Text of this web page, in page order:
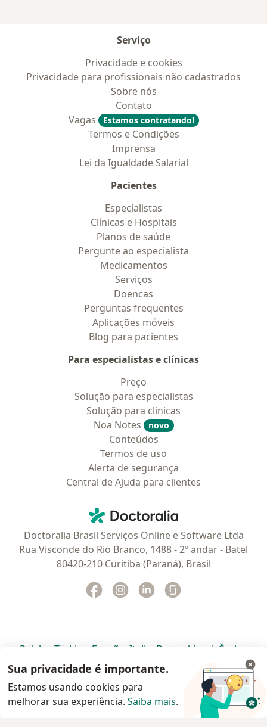
Serviço
Privacidade e cookies
Privacidade para profissionais não cadastrados
Sobre nós
Contato
Vagas
Estamos contratando!
Termos e Condições
Imprensa
Lei da Igualdade Salarial
Pacientes
Especialistas
Clínicas e Hospitais
Planos de saúde
Pergunte ao especialista
Medicamentos
Serviços
Doencas
Perguntas frequentes
Aplicações móveis
Blog para pacientes
Para especialistas e clínicas
Preço
Solução para especialistas
Solução para clinicas
Noa Notes
novo
Conteúdos
Termos de uso
Alerta de segurança
Central de Ajuda para clientes
Doctoralia - Homepage
Doctoralia Brasil Serviços Online e Software Ltda
Rua Visconde do Rio Branco, 1488 - 2º andar - Batel
80420-210 Curitiba (Paraná), Brasil
Facebook
abre num novo separador
Instagram
abre num novo separador
Linkedin
abre num novo
Polska abre num novo separador
Türkiye abre num novo separador
España abre num novo separador
Italia abre num novo
Deutschlandabre num
Česko
Portugal abre num novo separador
, México abre num novo separador
, abre num novo separador
Brasil abre num novoabre num
abre
Colombia abre num novo
www.doctoralia.com.br © 2026 - Agende agora sua
Sua privacidade é importante.
Estamos usando cookies para
melhorar sua experiência. Saiba mais.